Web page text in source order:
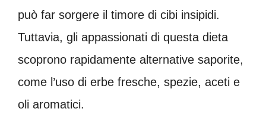
può far sorgere il timore di cibi insipidi.
Tuttavia, gli appassionati di questa dieta
scoprono rapidamente alternative saporite,
come l’uso di erbe fresche, spezie, aceti e
oli aromatici.